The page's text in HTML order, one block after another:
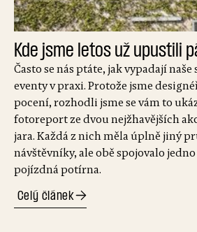
Kde jsme letos už upustili
Často se nás ptáte, jak vypadají naše
eventy v praxi. Protože jsme
pocení, rozhodli jsme se vám to
fotoreport ze dvou nejžhavějších
jara. Každá z nich měla úplně jiný
návštěvníky, ale obě spojovalo jedno
pojízdná potírna.
Celý článek